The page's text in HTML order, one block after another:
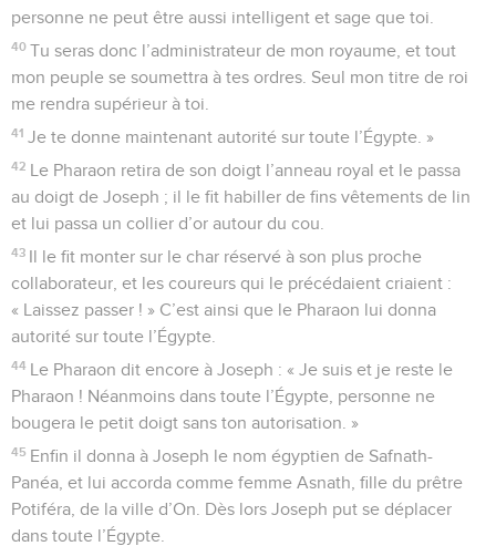
personne ne peut être aussi intelligent et sage que toi.
40 Tu seras donc l’administrateur de mon royaume, et tout
mon peuple se soumettra à tes ordres. Seul mon titre de roi
me rendra supérieur à toi.
41 Je te donne maintenant autorité sur toute l’Égypte. »
42 Le Pharaon retira de son doigt l’anneau royal et le passa
au doigt de Joseph ; il le fit habiller de fins vêtements de lin
et lui passa un collier d’or autour du cou.
43 Il le fit monter sur le char réservé à son plus proche
collaborateur, et les coureurs qui le précédaient criaient :
« Laissez passer ! » C’est ainsi que le Pharaon lui donna
autorité sur toute l’Égypte.
44 Le Pharaon dit encore à Joseph : « Je suis et je reste le
Pharaon ! Néanmoins dans toute l’Égypte, personne ne
bougera le petit doigt sans ton autorisation. »
45 Enfin il donna à Joseph le nom égyptien de Safnath-
Panéa, et lui accorda comme femme Asnath, fille du prêtre
Potiféra, de la ville d’On. Dès lors Joseph put se déplacer
dans toute l’Égypte.